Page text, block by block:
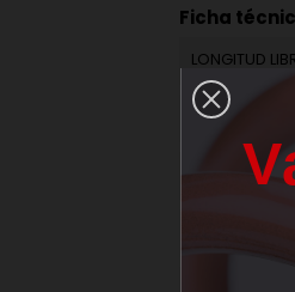
Ficha
LONGITUD
DIAMETRO
DIAMETRO
V